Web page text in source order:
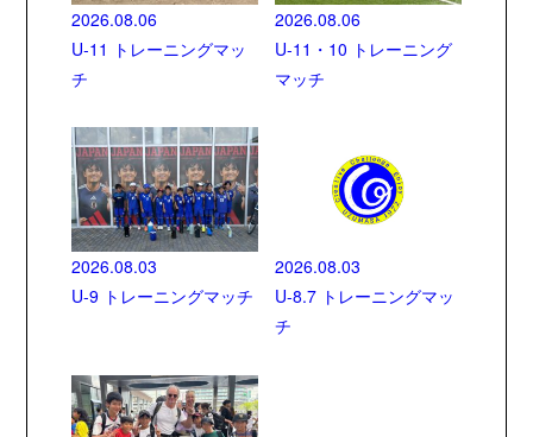
2026.08.06
U-11 トレーニングマッ
チ
2026.08.06
U-11・10 トレーニング
マッチ
2026.08.03
U-9 トレーニングマッチ
2026.08.03
U-8.7 トレーニングマッ
チ